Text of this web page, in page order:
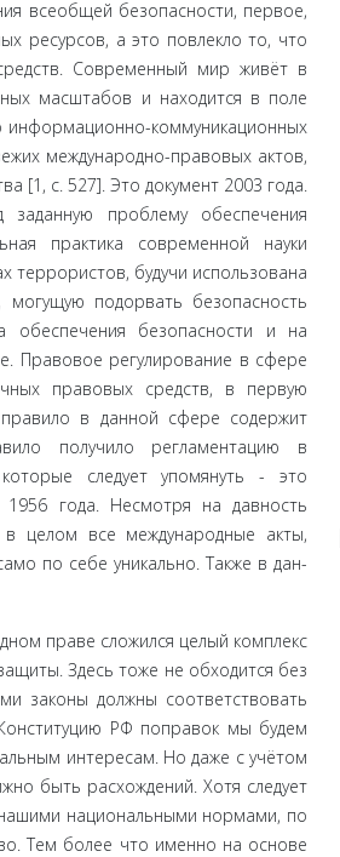
всеобщей безопасности, первое,
ресурсов, а это повлекло то, что
Современный мир живёт в
масштабов и находится в поле
информационно-коммуникационных
международно-правовых актов,
[1, с. 527]. Это документ 2003 года.
проблему обеспечения
прак­тика современной науки
террористов, будучи использована
могущую подорвать безопасность
обеспечения безопасности и на
Правовое регулирование в сфере
правовых средств, в первую
в данной сфере содержит
получило регламентацию в
следует упомянуть - это
года. Несмотря на давность
в целом все международные акты,
по себе уникально. Также в дан­
праве сложился целый комплекс
Здесь тоже не обходится без
законы должны соответствовать
РФ поправок мы будем
интересам. Но даже с учётом
быть расхождений. Хотя следует
национальными нормами, по
Тем более что именно на основе